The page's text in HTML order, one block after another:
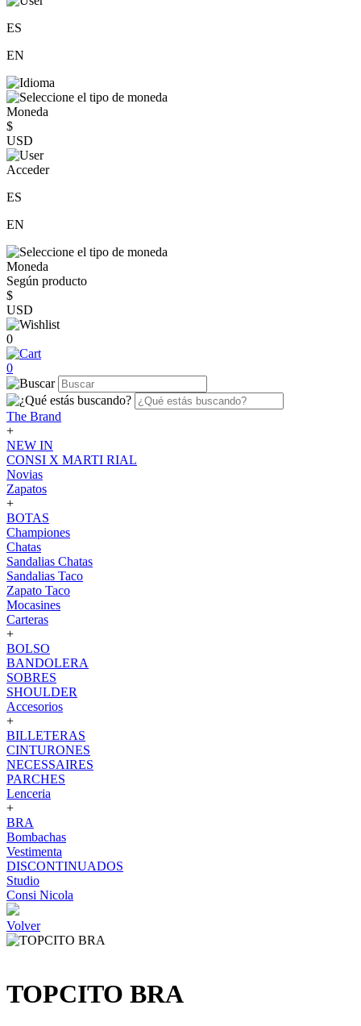
ES
EN
Moneda
$
USD
Acceder
ES
EN
Moneda
Según producto
$
USD
0
0
The Brand
+
NEW IN
CONSI X MARTI RIAL
Novias
Zapatos
+
BOTAS
Championes
Chatas
Sandalias Chatas
Sandalias Taco
Zapato Taco
Mocasines
Carteras
+
BOLSO
BANDOLERA
SOBRES
SHOULDER
Accesorios
+
BILLETERAS
CINTURONES
NECESSAIRES
PARCHES
Lenceria
+
BRA
Bombachas
Vestimenta
DISCONTINUADOS
Studio
Consi Nicola
Volver
TOPCITO BRA